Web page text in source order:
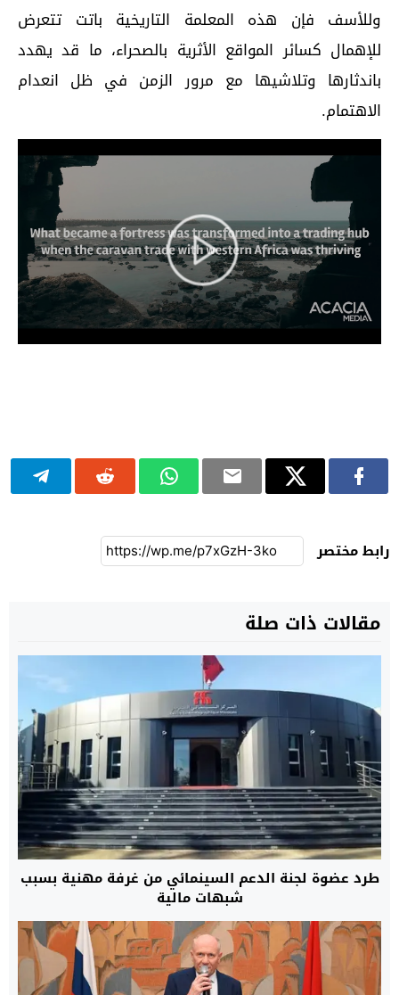
وللأسف فإن هذه المعلمة التاريخية باتت تتعرض
للإهمال كسائر المواقع الأثرية بالصحراء، ما قد يهدد
باندثارها وتلاشيها مع مرور الزمن في ظل انعدام
الاهتمام.
رابط مختصر
مقالات ذات صلة
طرد عضوة لجنة الدعم السينمائي من غرفة مهنية بسبب
شبهات مالية